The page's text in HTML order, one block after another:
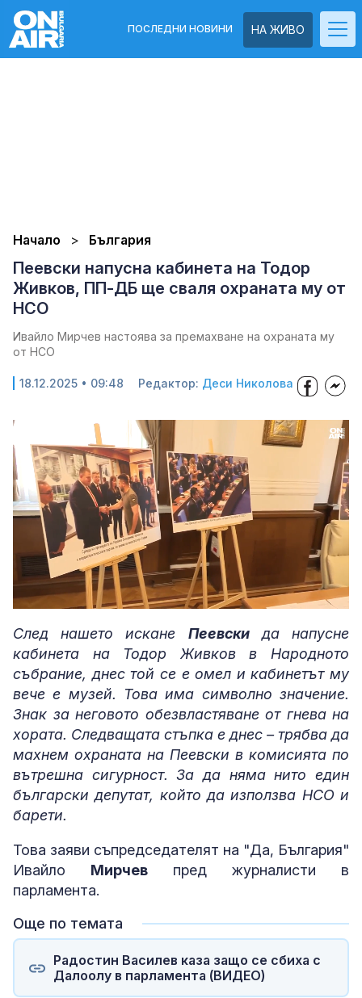
НА ЖИВО
ПОСЛЕДНИ НОВИНИ
Начало България
Пеевски напусна кабинета на Тодор
Живков, ПП-ДБ ще сваля охраната му от
НСО
Ивайло Мирчев настоява за премахване на охраната му
от НСО
18.12.2025 • 09:48 Редактор: Деси Николова
Loaded:
61.75%
След нашето искане Пеевскида напусне
кабинета на Тодор Живков в Народното
събрание, днес той се е омел и кабинетът му
вече е музей. Това има символно значение.
Знак за неговото обезвластяване от гнева на
хората. Следващата стъпка е днес – трябва да
махнем охраната на Пеевски в комисията по
вътрешна сигурност. За да няма нито един
български депутат, който да използва НСО и
барети.
Това заяви съпредседателят на "Да, България"
Ивайло Мирчев пред журналисти в
парламента.
Още по темата
Радостин Василев каза защо се сбиха с
Далоолу в парламента (ВИДЕО)